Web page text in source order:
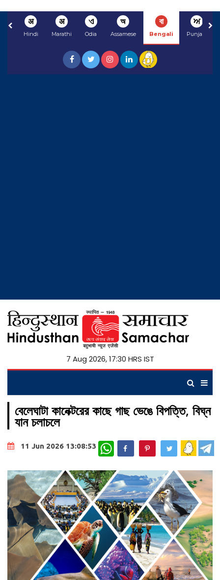
अ
Hindi
अ
Marathi
ଏ
Odia
অ
Assamese
বা
Bengali
ਅ
Punjabi
7 Aug 2026, 17:30 HRS IST
বেলেঘাটা কানেক্টরের কাছে গাছ ভেঙে বিপত্তি, বিঘ্ন
যান চলাচলে
11 Jun 2026 13:08:53 WhatsApp